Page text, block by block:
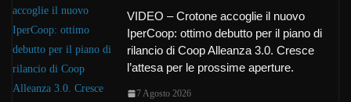
VIDEO – Crotone accoglie il nuovo
IperCoop: ottimo debutto per il piano di
rilancio di Coop Alleanza 3.0. Cresce
l’attesa per le prossime aperture.
7 Agosto 2026